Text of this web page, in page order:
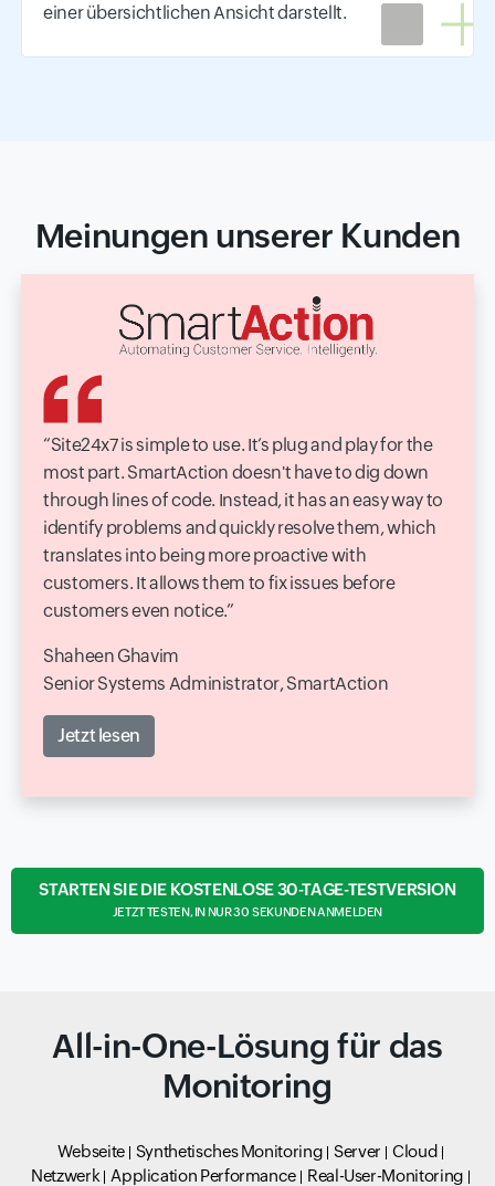
einer übersichtlichen Ansicht darstellt.
Meinungen unserer Kunden
Site24x7 is simple to use. It‘s plug and play for the
most part. SmartAction doesn't have to dig down
through lines of code. Instead, it has an easy way to
identify problems and quickly resolve them, which
translates into being more proactive with
customers. It allows them to fix issues before
customers even notice.
Shaheen Ghavim
Senior Systems Administrator, SmartAction
Jetzt lesen
STARTEN SIE DIE KOSTENLOSE 30-TAGE-TESTVERSION
JETZT TESTEN, IN NUR 30 SEKUNDEN ANMELDEN
All-in-One-Lösung für das
Monitoring
Webseite Synthetisches Monitoring Server
Cloud
Netzwerk
Application Performance
Real-User-Monitoring